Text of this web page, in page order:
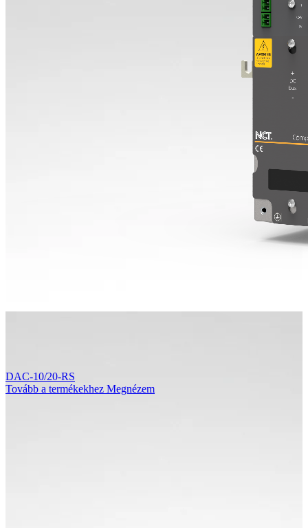
DAC-10/20-RS
Tovább a termékekhez Megnézem